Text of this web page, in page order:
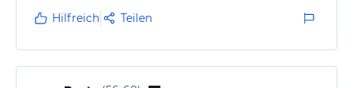
möglich; Mittag- oder Abendessen: Auswahl ist gut
auf Wünsche wird eingegangen.)
Service und Zimmer sind gut. Gute Lage des Hotels
am Rande des Waldes und fußläufig der Stausees.
Hilfreich Teilen